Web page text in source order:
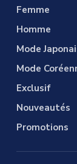
Femme
Homme
Mode
Mode
Exclusif
Nouveautés
Promotions